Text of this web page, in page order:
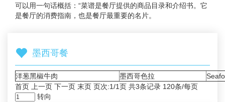
可以用一句话概括：“菜谱是餐厅提供的商品目录和介绍书。它
是餐厅的消费指南，也是餐厅最重要的名片。
墨西哥餐
洋葱黑椒牛肉 墨西哥色拉
首页 上一页 下一页 末页 页次:1/1页 共3条记录 120条/每页
转向